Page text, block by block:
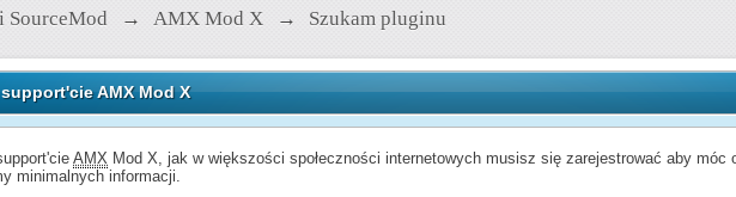
→ AMX Mod X → Szukam pluginu
AMX Mod X
AMX Mod X, jak w większości społeczności internetowych musisz się zarejestrować aby
minimalnych informacji.